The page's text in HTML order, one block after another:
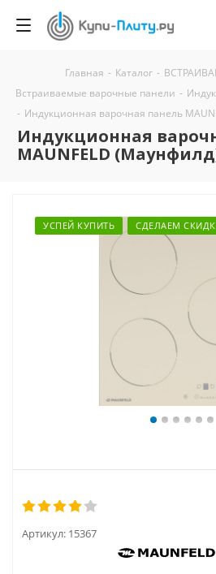
Главная - Каталог -
Встраиваемые варочные панели -
- Индукционная варочная панель
Индукционная
MAUNFELD
УСПЕЙ КУПИТЬ СДЕЛАЕМ
Артикул: 15367